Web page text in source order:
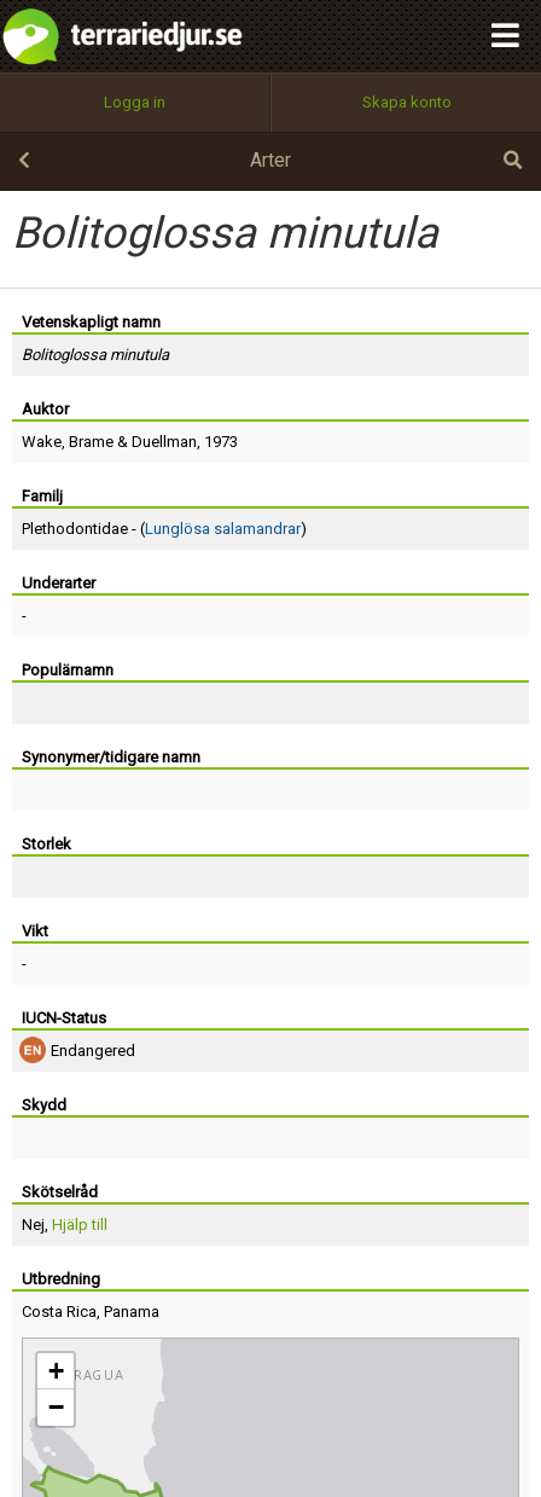
Logga in Skapa konto
Arter
Bolitoglossa minutula
Vetenskapligt namn
Bolitoglossa minutula
Auktor
Wake, Brame & Duellman, 1973
Familj
Plethodontidae - (Lunglösa salamandrar)
Underarter
-
Populärnamn
Synonymer/tidigare namn
Storlek
Vikt
-
IUCN-Status
Endangered
Skydd
Skötselråd
Nej, Hjälp till
Utbredning
Costa Rica, Panama
+
−
Utför
100%
OK
integritetspolicy
Namn:
Epost:
Lösenord:
Terms of Service
Skapa konto
Begär nytt lösenord
Tillbaka till förstasidan